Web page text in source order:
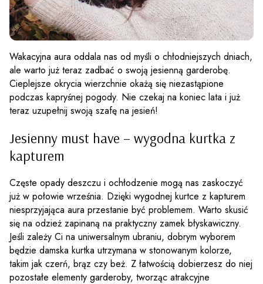
Wakacyjna aura oddala nas od myśli o chłodniejszych dniach,
ale warto już teraz zadbać o swoją jesienną garderobę.
Cieplejsze okrycia wierzchnie okażą się niezastąpione
podczas kapryśnej pogody. Nie czekaj na koniec lata i już
teraz uzupełnij swoją szafę na jesień!
Jesienny must have – wygodna kurtka z
kapturem
Częste opady deszczu i ochłodzenie mogą nas zaskoczyć
już w połowie września. Dzięki wygodnej kurtce z kapturem
niesprzyjająca aura przestanie być problemem. Warto skusić
się na odzież zapinaną na praktyczny zamek błyskawiczny.
Jeśli zależy Ci na uniwersalnym ubraniu, dobrym wyborem
będzie damska kurtka utrzymana w stonowanym kolorze,
takim jak czerń, brąz czy beż. Z łatwością dobierzesz do niej
pozostałe elementy garderoby, tworząc atrakcyjne